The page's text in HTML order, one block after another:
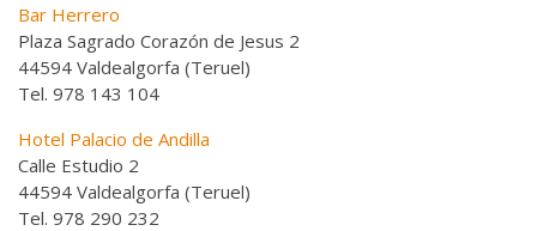
Bar Herrero
Plaza Sagrado Corazón de Jesus 2
44594 Valdealgorfa (Teruel)
Tel. 978 143 104
Hotel Palacio de Andilla
Calle Estudio 2
44594 Valdealgorfa (Teruel)
Tel. 978 290 232